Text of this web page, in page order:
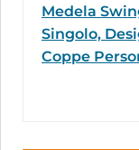
Medela
Singolo,
Coppe